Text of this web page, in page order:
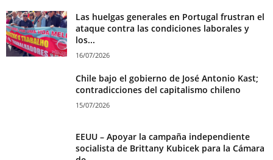
Las huelgas generales en Portugal frustran el
ataque contra las condiciones laborales y
los...
16/07/2026
Chile bajo el gobierno de José Antonio Kast;
contradicciones del capitalismo chileno
15/07/2026
EEUU – Apoyar la campaña independiente
socialista de Brittany Kubicek para la Cámara